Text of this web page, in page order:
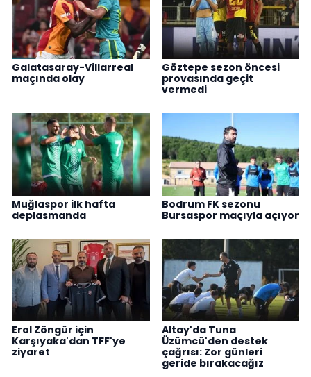
Galatasaray-Villarreal
maçında olay
Göztepe sezon öncesi
provasında geçit
vermedi
Muğlaspor ilk hafta
deplasmanda
Bodrum FK sezonu
Bursaspor maçıyla açıyor
Erol Zöngür için
Karşıyaka'dan TFF'ye
ziyaret
Altay'da Tuna
Üzümcü'den destek
çağrısı: Zor günleri
geride bırakacağız